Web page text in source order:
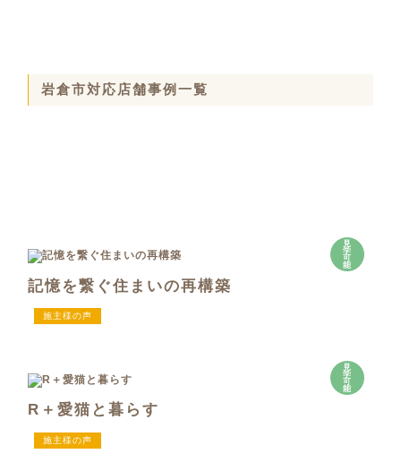
岩倉市対応店舗事例一覧
見
学
可
能
記憶を繋ぐ住まいの再構築
施主様の声
見
学
可
能
R＋愛猫と暮らす
施主様の声